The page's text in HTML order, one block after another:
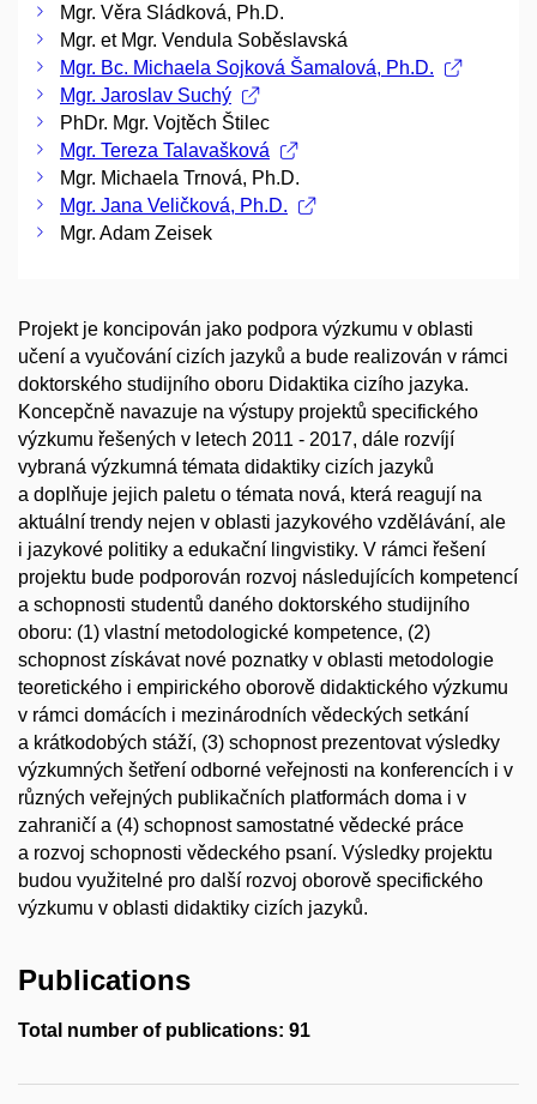
Mgr. Věra Sládková, Ph.D.
Mgr. et Mgr. Vendula Soběslavská
Mgr. Bc. Michaela Sojková Šamalová, Ph.D.
Mgr. Jaroslav Suchý
PhDr. Mgr. Vojtěch Štilec
Mgr. Tereza Talavašková
Mgr. Michaela Trnová, Ph.D.
Mgr. Jana Veličková, Ph.D.
Mgr. Adam Zeisek
Projekt je koncipován jako podpora výzkumu v oblasti
učení a vyučování cizích jazyků a bude realizován v rámci
doktorského studijního oboru Didaktika cizího jazyka.
Koncepčně navazuje na výstupy projektů specifického
výzkumu řešených v letech 2011 - 2017, dále rozvíjí
vybraná výzkumná témata didaktiky cizích jazyků
a doplňuje jejich paletu o témata nová, která reagují na
aktuální trendy nejen v oblasti jazykového vzdělávání, ale
i jazykové politiky a edukační lingvistiky. V rámci řešení
projektu bude podporován rozvoj následujících kompetencí
a schopnosti studentů daného doktorského studijního
oboru: (1) vlastní metodologické kompetence, (2)
schopnost získávat nové poznatky v oblasti metodologie
teoretického i empirického oborově didaktického výzkumu
v rámci domácích i mezinárodních vědeckých setkání
a krátkodobých stáží, (3) schopnost prezentovat výsledky
výzkumných šetření odborné veřejnosti na konferencích i v
různých veřejných publikačních platformách doma i v
zahraničí a (4) schopnost samostatné vědecké práce
a rozvoj schopnosti vědeckého psaní. Výsledky projektu
budou využitelné pro další rozvoj oborově specifického
výzkumu v oblasti didaktiky cizích jazyků.
Publications
Total number of publications: 91